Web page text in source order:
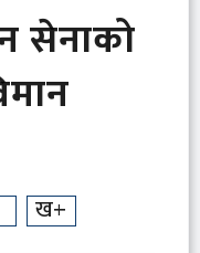
सेनाको
ख+